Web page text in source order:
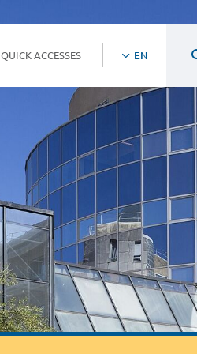
QUICK ACCESSES EN